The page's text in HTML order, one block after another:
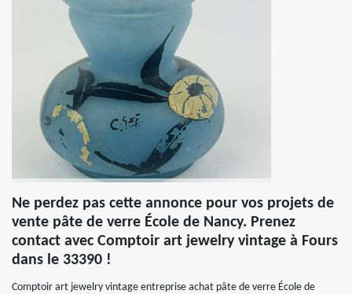
Ne perdez pas cette annonce pour vos projets de
vente pâte de verre École de Nancy. Prenez
contact avec Comptoir art jewelry vintage à Fours
dans le 33390 !
Comptoir art jewelry vintage entreprise achat pâte de verre École de